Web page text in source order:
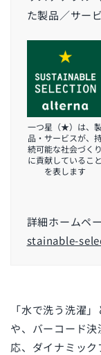
た製品／サー
一つ星（★）は、
品・サービスが、
続可能な社会づくり
に貢献していること
を表します
詳細ホームペ
stainable-
「水で洗う洗濯
や、バーコード
応、ダイナミッ